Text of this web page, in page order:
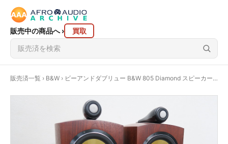
販売中の商品へ› 買取
販売済一覧 › B&W › ビーアンドダブリュー B&W 805 Diamond スピーカー 元箱付 @46136